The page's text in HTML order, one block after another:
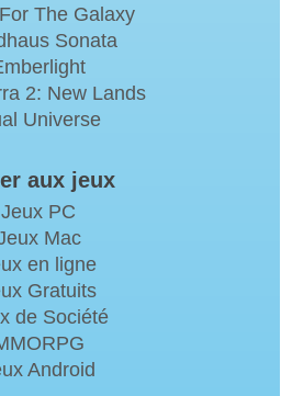
The Galaxy
Sonata
2: New Lands
Universe
aux jeux
Jeux PC
Mac
en ligne
Gratuits
de Société
Android